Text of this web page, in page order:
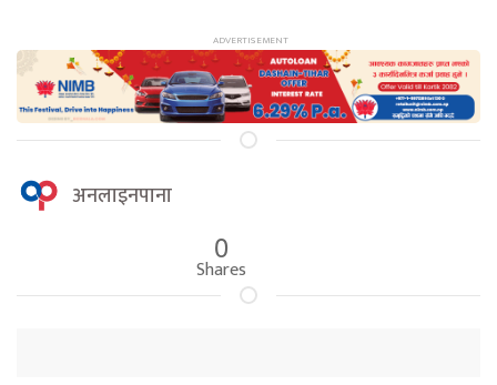
अनलाइनपाना
0
Shares